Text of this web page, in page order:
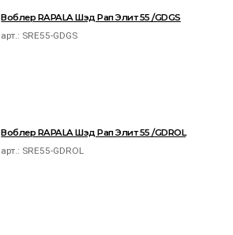
Воблер RAPALA Шэд Рап Элит 55 /GDGS
арт.: SRE55-GDGS
Воблер RAPALA Шэд Рап Элит 55 /GDROL
арт.: SRE55-GDROL